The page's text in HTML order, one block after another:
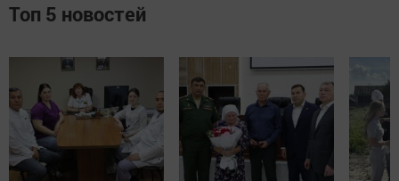
Топ 5 новостей